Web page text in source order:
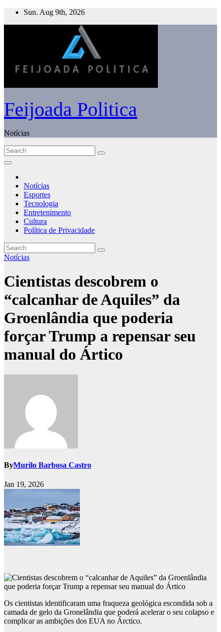
Skip
Sun. Aug 9th, 2026
Feijoada Politica
Notícias
Notícias
Esportes
Tecnologia
Entretenimento
Cultura
Política de Privacidade
Notícias
Cientistas descobrem o
“calcanhar de Aquiles” da
Groenlândia que poderia
forçar Trump a repensar seu
manual do Ártico
ByMurilo Barbosa Castro
Jan 19, 2026
Os cientistas identificaram uma fraqueza geológica escondida sob a
camada de gelo da Gronelândia que poderá acelerar o seu colapso e
complicar as ambições dos EUA no Árctico.